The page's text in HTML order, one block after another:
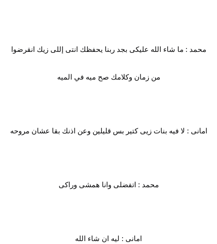
محمد : ما شاء الله عليكى بجد ربنا يحفظك انتى إللى زيك انقرضوا
من زمان وكلامك صح ميه في الميه
امانى : لا فيه بنات زيى كتير بس قليلين وعن اذنك بقا عشان مروحه
محمد : اتفضلى وانا همشى وراكى
امانى : ليه ان شاء الله